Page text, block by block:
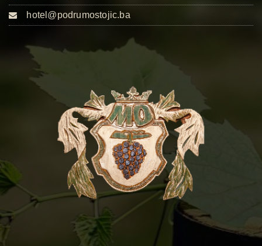
hotel@podrumostojic.ba